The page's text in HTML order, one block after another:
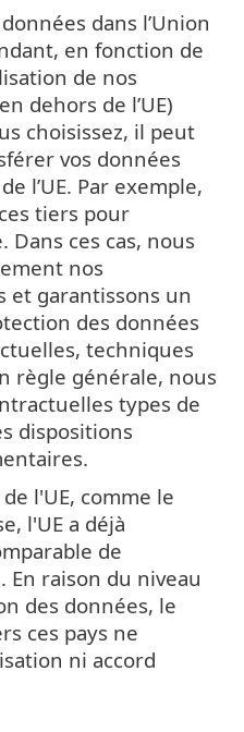
dans l’Union
en fonction de
de nos
dehors de l’UE)
choisissez, il peut
vos données
l’UE. Par exemple,
tiers pour
Dans ces cas, nous
nos
et garantissons un
des données
techniques
règle générale, nous
types de
dispositions
l'UE, comme le
l'UE a déjà
de
En raison du niveau
des données, le
ces pays ne
ni accord